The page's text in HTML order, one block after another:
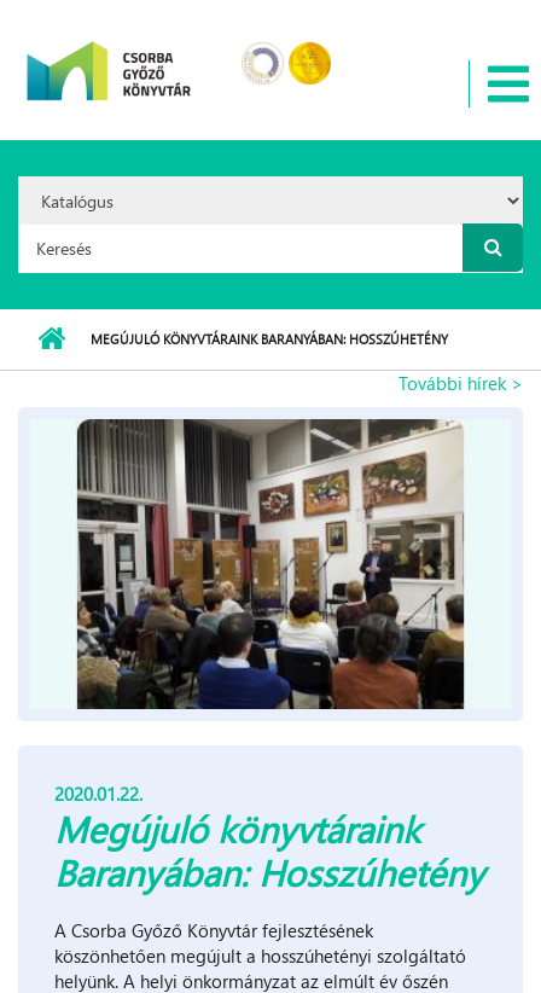
Option:
Keresés űrlap
MEGÚJULÓ KÖNYVTÁRAINK BARANYÁBAN: HOSSZÚHETÉNY
További hírek >
2020.01.22.
Megújuló könyvtáraink
Baranyában: Hosszúhetény
A Csorba Győző Könyvtár fejlesztésének
köszönhetően megújult a hosszúhetényi szolgáltató
helyünk. A helyi önkormányzat az elmúlt év őszén